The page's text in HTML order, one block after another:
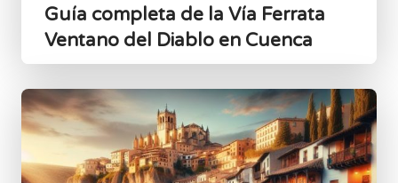
Guía completa de la Vía Ferrata
Ventano del Diablo en Cuenca